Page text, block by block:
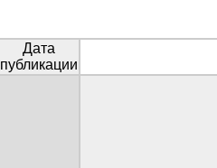
Дата
публикации